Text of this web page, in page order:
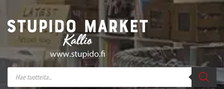
Stupido Market – verkossa ja kivijalassa
Stupido Market on vaihtoehtomusaan
erikoistunut verkko- sekä